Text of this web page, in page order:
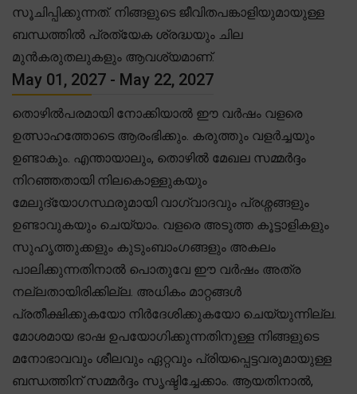
സൂചിപ്പിക്കുന്നത്. നിങ്ങളുടെ ജീവിതപങ്കാളിയുമായുള്ള
ബന്ധത്തിൽ പ്രത്യേക ശ്രദ്ധയും ചില
മുൻകരുതലുകളും ആവശ്യമാണ്.
May 01, 2027 - May 22, 2027
തൊഴിൽപരമായി നോക്കിയാൽ ഈ വർഷം വളരെ
ഉത്സാഹത്തോടെ ആരംഭിക്കും. കരുത്തും വളർച്ചയും
ഉണ്ടാകും. എന്തായാലും, തൊഴിൽ മേഖല സമ്മർദ്ദം
നിറഞ്ഞതായി നിലകൊള്ളുകയും
മേലുദ്യോഗസ്ഥരുമായി വാഗ്വാദവും പ്രശ്നങ്ങളും
ഉണ്ടാവുകയും ചെയ്യാം. വളരെ അടുത്ത കൂട്ടാളികളും
സുഹൃത്തുക്കളും കുടുംബാംഗങ്ങളും അകലം
പാലിക്കുന്നതിനാൽ പൊതുവേ ഈ വർഷം അത്ര
നല്ലതായിരിക്കില്ല. അധികം മാറ്റങ്ങൾ
പ്രതീക്ഷിക്കുകയോ നിർദേശിക്കുകയോ ചെയ്യുന്നില്ല.
മോശമായ ഭാഷ ഉപയോഗിക്കുന്നതിനുള്ള നിങ്ങളുടെ
മനോഭാവവും ശീലവും ഏറ്റവും പ്രിയപ്പെട്ടവരുമായുള്ള
ബന്ധത്തിന് സമ്മർദ്ദം സൃഷ്ടിച്ചേക്കാം. ആയതിനാൽ,